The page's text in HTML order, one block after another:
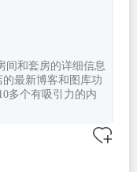
间和套房的详细信息
最新博客和图库功
多个有吸引力的内